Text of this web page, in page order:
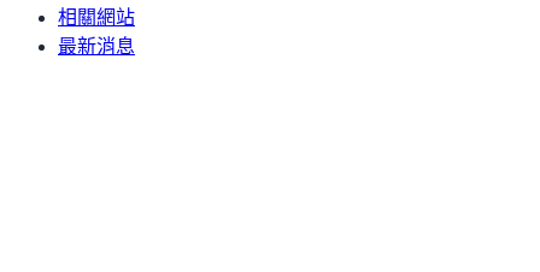
相關網站
最新消息